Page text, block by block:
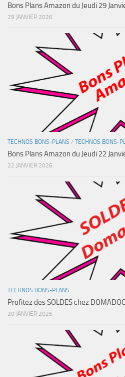
Bons Plans Amazon du Jeudi 29
29 JANVIER 2026
TECHNOS BONS-PLANS / TECHNOS BONS-
Bons Plans Amazon du Jeudi 22
22 JANVIER 2026
TECHNOS BONS-PLANS
Profitez des SOLDES chez
20 JANVIER 2026